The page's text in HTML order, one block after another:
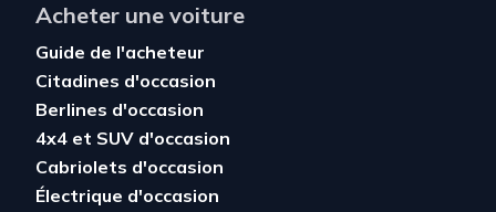
Acheter une voiture
Guide de l'acheteur
Citadines d'occasion
Berlines d'occasion
4x4 et SUV d'occasion
Cabriolets d'occasion
Électrique d'occasion